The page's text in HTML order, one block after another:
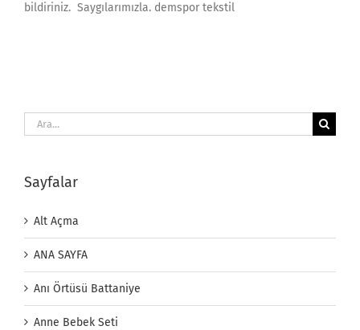
bildiriniz. Saygılarımızla. demspor tekstil
Ara:
Sayfalar
Alt Açma
ANA SAYFA
Anı Örtüsü Battaniye
Anne Bebek Seti